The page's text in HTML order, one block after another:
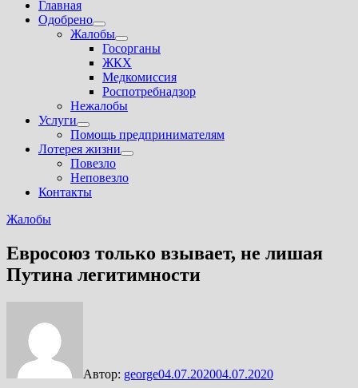
Главная
Одобрено
Показать
подменю
Жалобы
Показать
подменю
Госорганы
ЖКХ
Медкомиссия
Роспотребнадзор
Нежалобы
Услуги
Показать
подменю
Помощь предпринимателям
Лотерея жизни
Показать
Повезло
Неповезло
Контакты
Жалобы
Евросоюз только взывает, не лишая
Путина легитимности
Автор: george04.07.202004.07.2020